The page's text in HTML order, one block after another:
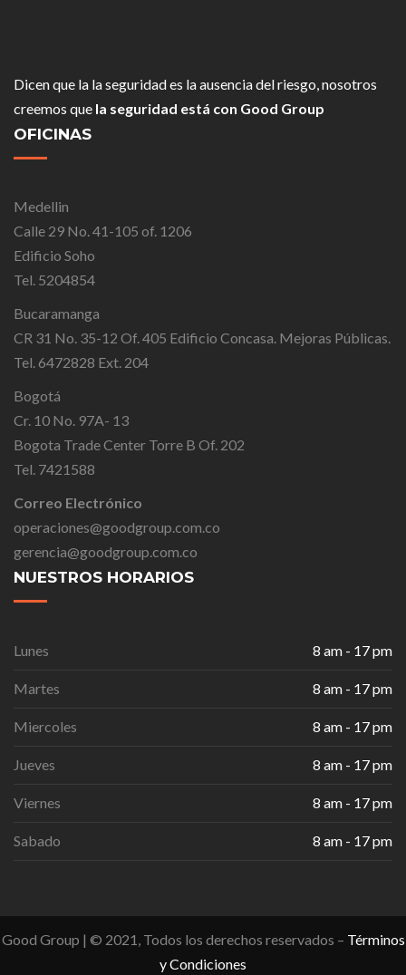
Dicen que la la seguridad es la ausencia del riesgo, nosotros
creemos que la seguridad está con Good Group
OFICINAS
Medellin
Calle 29 No. 41-105 of. 1206
Edificio Soho
Tel. 5204854
Bucaramanga
CR 31 No. 35-12 Of. 405 Edificio Concasa. Mejoras Públicas.
Tel. 6472828 Ext. 204
Bogotá
Cr. 10 No. 97A- 13
Bogota Trade Center Torre B Of. 202
Tel. 7421588
Correo Electrónico
operaciones@goodgroup.com.co
gerencia@goodgroup.com.co
NUESTROS HORARIOS
Lunes 8 am - 17 pm
Martes 8 am - 17 pm
Miercoles 8 am - 17 pm
Jueves 8 am - 17 pm
Viernes 8 am - 17 pm
Sabado 8 am - 17 pm
Good Group | © 2021, Todos los derechos reservados – Términos
y Condiciones